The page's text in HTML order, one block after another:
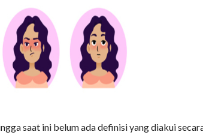
saat ini belum ada definisi yang diakui